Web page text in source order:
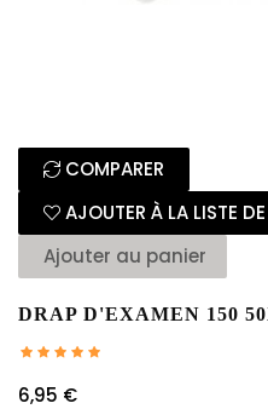
COMPARER
AJOUTER À LA LISTE
Ajouter au panier
DRAP D'EXAMEN 150
6,95 €